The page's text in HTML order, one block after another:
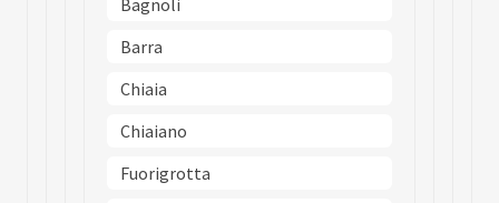
Bagnoli
Barra
Chiaia
Chiaiano
Fuorigrotta